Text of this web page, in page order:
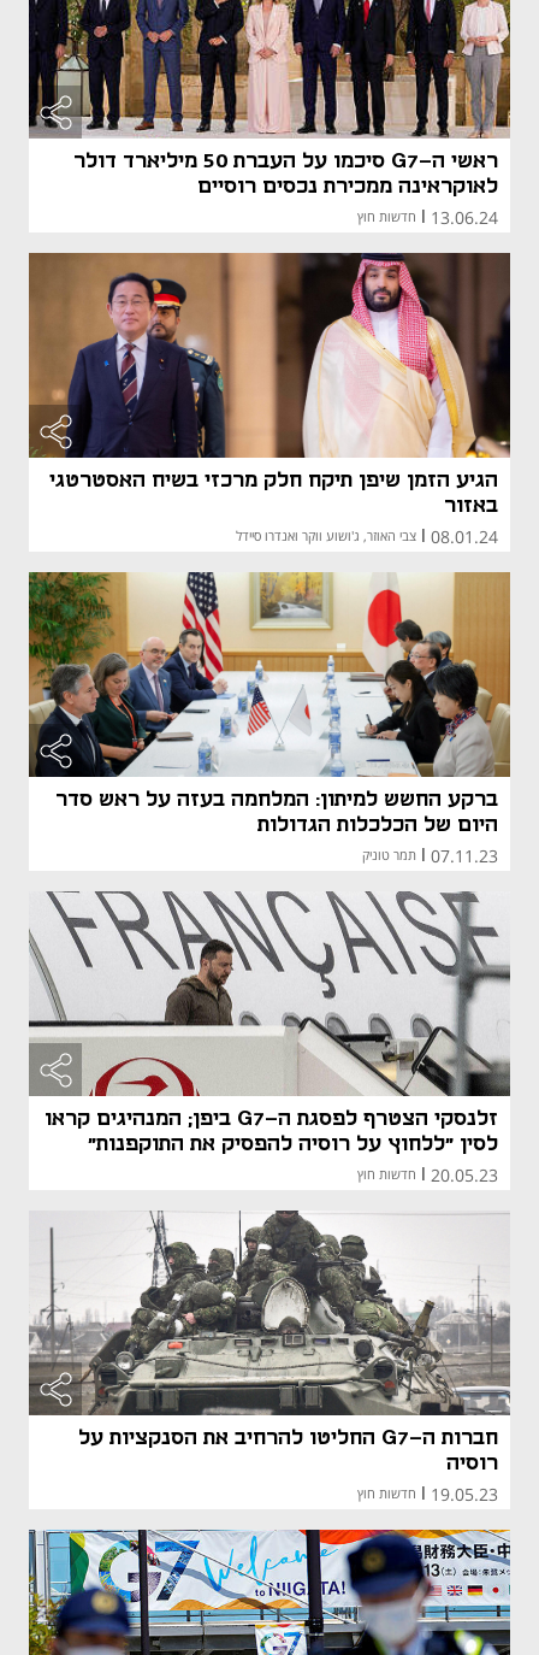
ראשי ה-G7 סיכמו על העברת 50 מיליארד דולר
לאוקראינה ממכירת נכסים רוסיים
13.06.24 חדשות חוץ
הגיע הזמן שיפן תיקח חלק מרכזי בשיח האסטרטגי
באזור
08.01.24 צבי האוזר, ג'ושוע ווקר ואנדרו סיידל
ברקע החשש למיתון: המלחמה בעזה על ראש סדר
היום של הכלכלות הגדולות
07.11.23 תמר טוניק
זלנסקי הצטרף לפסגת ה-G7 ביפן; המנהיגים קראו
לסין "ללחוץ על רוסיה להפסיק את התוקפנות"
20.05.23 חדשות חוץ
חברות ה-G7 החליטו להרחיב את הסנקציות על
רוסיה
19.05.23 חדשות חוץ